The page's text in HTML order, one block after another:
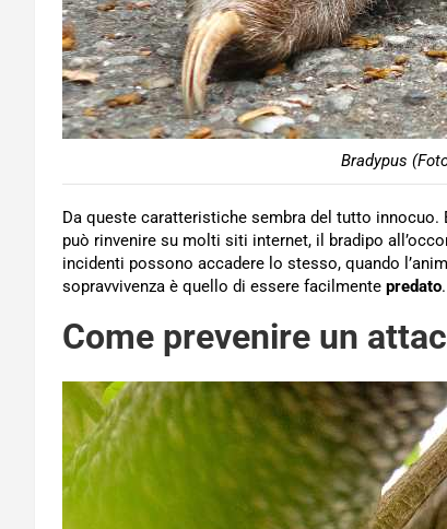
Bradypus
Da queste caratteristiche sembra del tutto
può rinvenire su molti siti internet, il bradipo
incidenti possono accadere lo stesso, quando
sopravvivenza è quello di essere facilmente predato
Come prevenire un